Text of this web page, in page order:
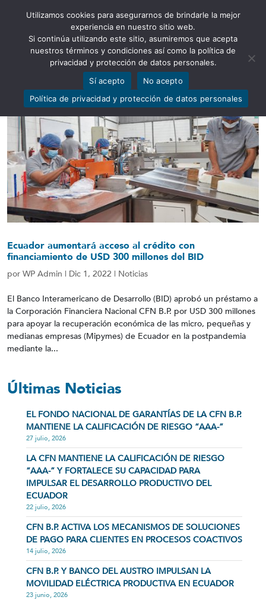
Abrir barra de herramientas
Ecuador aumentará acceso al crédito con
financiamiento de USD 300 millones del BID
por WP Admin | Dic 1, 2022 | Noticias
El Banco Interamericano de Desarrollo (BID) aprobó un préstamo a
la Corporación Financiera Nacional CFN B.P. por USD 300 millones
para apoyar la recuperación económica de las micro, pequeñas y
medianas empresas (Mipymes) de Ecuador en la postpandemia
mediante la...
Últimas Noticias
EL FONDO NACIONAL DE GARANTÍAS DE LA CFN B.P.
MANTIENE LA CALIFICACIÓN DE RIESGO “AAA-”
27 julio, 2026
LA CFN MANTIENE LA CALIFICACIÓN DE RIESGO
“AAA-” Y FORTALECE SU CAPACIDAD PARA
IMPULSAR EL DESARROLLO PRODUCTIVO DEL
ECUADOR
22 julio, 2026
CFN B.P. ACTIVA LOS MECANISMOS DE SOLUCIONES
DE PAGO PARA CLIENTES EN PROCESOS COACTIVOS
14 julio, 2026
CFN B.P. Y BANCO DEL AUSTRO IMPULSAN LA
MOVILIDAD ELÉCTRICA PRODUCTIVA EN ECUADOR
23 junio, 2026
Utilizamos cookies para asegurarnos de brindarle la mejor
experiencia en nuestro sitio web.
Si continúa utilizando este sitio, asumiremos que acepta
nuestros términos y condiciones así como la política de
privacidad y protección de datos personales.
Sí acepto
No acepto
Política de privacidad y protección de datos personales